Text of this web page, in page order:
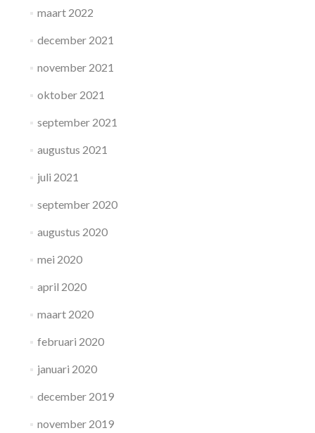
maart 2022
december 2021
november 2021
oktober 2021
september 2021
augustus 2021
juli 2021
september 2020
augustus 2020
mei 2020
april 2020
maart 2020
februari 2020
januari 2020
december 2019
november 2019